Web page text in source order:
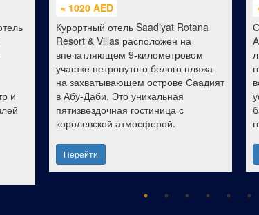
и
≈ 1020 AED
Курортный отель Saadiyat Rotana
Resort & Villas расположен на
впечатляющем 9-километровом
участке нетронутого белого пляжа
на захватывающем острове Саадият
в Абу-Даби. Это уникальная
пятизвездочная гостиница с
королевской атмосферой.
Перейти